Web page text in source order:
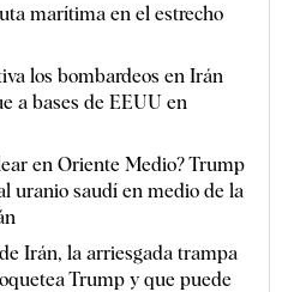
marítima en el estrecho
los bombardeos en Irán
a bases de EEUU en
en Oriente Medio? Trump
uranio saudí en medio de la
Irán, la arriesgada trampa
Trump y que puede